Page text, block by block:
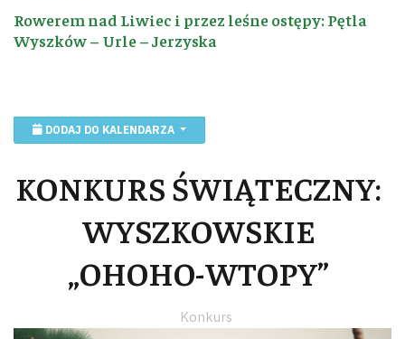
Rowerem nad Liwiec i przez leśne ostępy: Pętla
Wyszków – Urle – Jerzyska
DODAJ DO KALENDARZA
KONKURS ŚWIĄTECZNY:
WYSZKOWSKIE
„OHOHO-WTOPY”
Konkurs